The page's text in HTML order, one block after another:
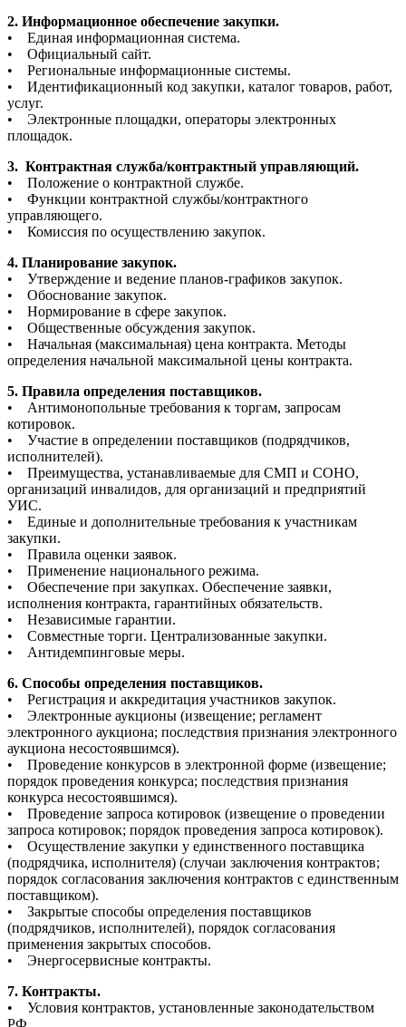
2. Информационное обеспечение закупки.
• Единая информационная система.
• Официальный сайт.
• Региональные информационные системы.
• Идентификационный код закупки, каталог товаров, работ,
услуг.
• Электронные площадки, операторы электронных
площадок.
3. Контрактная служба/контрактный управляющий.
• Положение о контрактной службе.
• Функции контрактной службы/контрактного
управляющего.
• Комиссия по осуществлению закупок.
4. Планирование закупок.
• Утверждение и ведение планов-графиков закупок.
• Обоснование закупок.
• Нормирование в сфере закупок.
• Общественные обсуждения закупок.
• Начальная (максимальная) цена контракта. Методы
определения начальной максимальной цены контракта.
5. Правила определения поставщиков.
• Антимонопольные требования к торгам, запросам
котировок.
• Участие в определении поставщиков (подрядчиков,
исполнителей).
• Преимущества, устанавливаемые для СМП и СОНО,
организаций инвалидов, для организаций и предприятий
УИС.
• Единые и дополнительные требования к участникам
закупки.
• Правила оценки заявок.
• Применение национального режима.
• Обеспечение при закупках. Обеспечение заявки,
исполнения контракта, гарантийных обязательств.
• Независимые гарантии.
• Совместные торги. Централизованные закупки.
• Антидемпинговые меры.
6. Способы определения поставщиков.
• Регистрация и аккредитация участников закупок.
• Электронные аукционы (извещение; регламент
электронного аукциона; последствия признания электронного
аукциона несостоявшимся).
• Проведение конкурсов в электронной форме (извещение;
порядок проведения конкурса; последствия признания
конкурса несостоявшимся).
• Проведение запроса котировок (извещение о проведении
запроса котировок; порядок проведения запроса котировок).
• Осуществление закупки у единственного поставщика
(подрядчика, исполнителя) (случаи заключения контрактов;
порядок согласования заключения контрактов с единственным
поставщиком).
• Закрытые способы определения поставщиков
(подрядчиков, исполнителей), порядок согласования
применения закрытых способов.
• Энергосервисные контракты.
7. Контракты.
• Условия контрактов, установленные законодательством